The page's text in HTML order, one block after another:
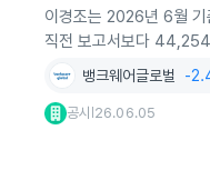
이경조는 2026년 6월
직전 보고서보다
뱅크웨어글로벌 -
공시 26.06.05